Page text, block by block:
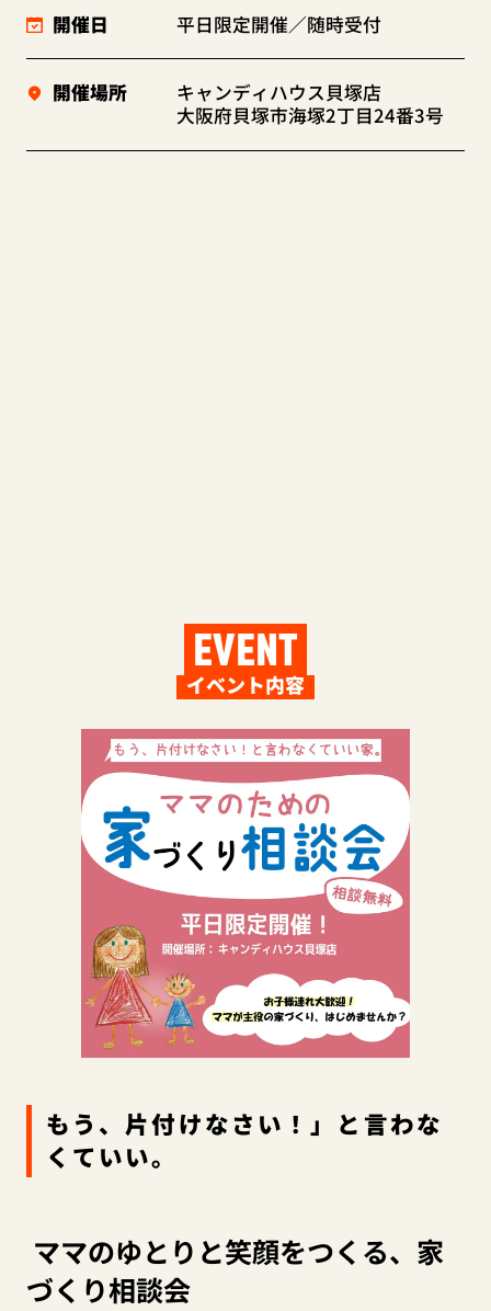
開催日 平日限定開催／随時受付
開催場所
キャンディハウス貝塚店
大阪府貝塚市海塚2丁目24番3号
EVENT
イベント内容
もう、片付けなさい！」と言わな
くていい。
ママのゆとりと笑顔をつくる、家
づくり相談会